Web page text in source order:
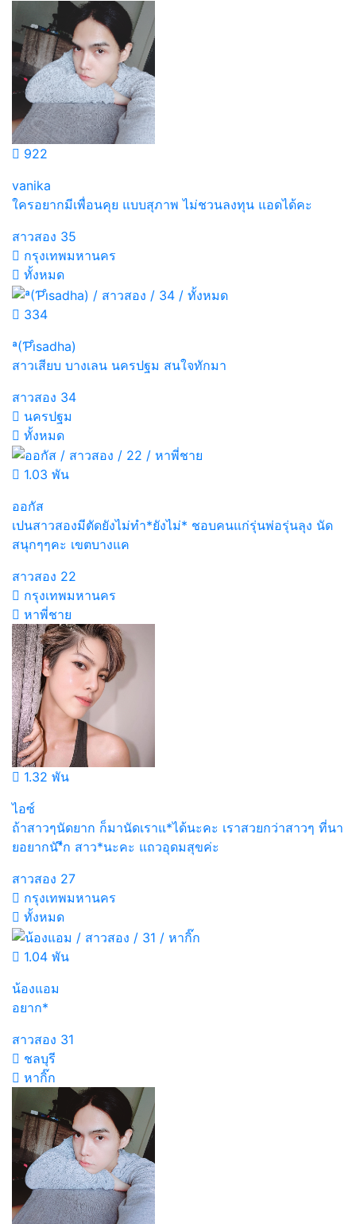
922
vanika
ใครอยากมีเพื่อนคุย แบบสุภาพ ไม่ชวนลงทุน แอดได้คะ
สาวสอง 35
กรุงเทพมหานคร
ทั้งหมด
334
ª(Ƥı̊sadha)
สาวเสียบ บางเลน นครปฐม สนใจทักมา
สาวสอง 34
นครปฐม
ทั้งหมด
1.03 พัน
ออกัส
เปนสาวสองมีตัดยังไม่ทำ*ยังไม่* ชอบคนแก่รุ่นพ่อรุ่นลุง นัด
สนุกๆๆคะ เขตบางแค
สาวสอง 22
กรุงเทพมหานคร
หาพี่ชาย
1.32 พัน
ไอซ์
ถ้าสาวๆนัดยาก ก็มานัดเราแ*ได้นะคะ เราสวยกว่าสาวๆ ที่นา
ยอยากนั*ีก สาว*นะคะ แถวอุดมสุขค่ะ
สาวสอง 27
กรุงเทพมหานคร
ทั้งหมด
1.04 พัน
น้องแอม
อยาก*
สาวสอง 31
ชลบุรี
หากิ๊ก